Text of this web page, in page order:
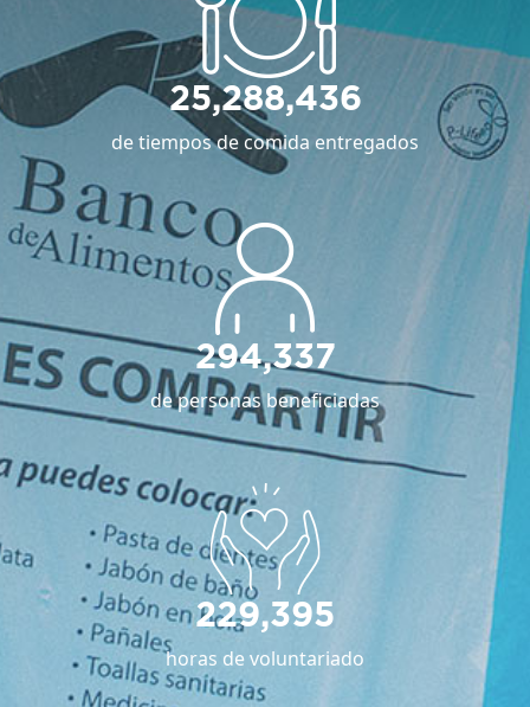
25,288,436
de tiempos de comida entregados
294,337
de personas beneficiadas
229,395
horas de voluntariado